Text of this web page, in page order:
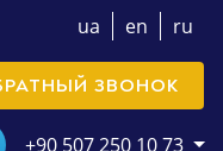
ua en ru
+90 507 250 10 73
ЗВОНОК